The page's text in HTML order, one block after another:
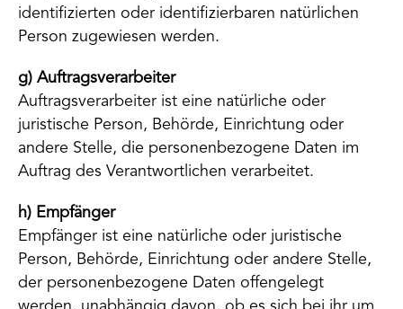
identifizierten oder identifizierbaren natürlichen
Person zugewiesen werden.
g) Auftragsverarbeiter
Auftragsverarbeiter ist eine natürliche oder
juristische Person, Behörde, Einrichtung oder
andere Stelle, die personenbezogene Daten im
Auftrag des Verantwortlichen verarbeitet.
h) Empfänger
Empfänger ist eine natürliche oder juristische
Person, Behörde, Einrichtung oder andere Stelle,
der personenbezogene Daten offengelegt